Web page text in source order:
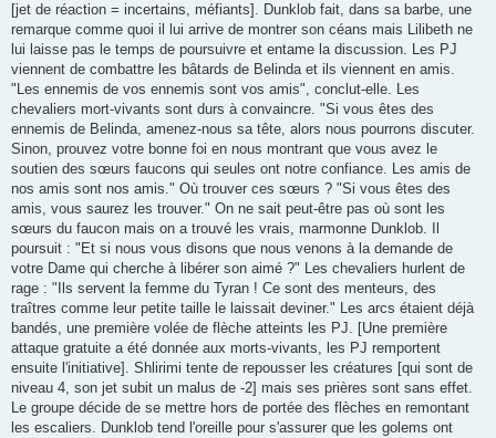
[jet de réaction = incertains, méfiants]. Dunklob fait, dans sa barbe, une
remarque comme quoi il lui arrive de montrer son céans mais Lilibeth ne
lui laisse pas le temps de poursuivre et entame la discussion. Les PJ
viennent de combattre les bâtards de Belinda et ils viennent en amis.
"Les ennemis de vos ennemis sont vos amis", conclut-elle. Les
chevaliers mort-vivants sont durs à convaincre. "Si vous êtes des
ennemis de Belinda, amenez-nous sa tête, alors nous pourrons discuter.
Sinon, prouvez votre bonne foi en nous montrant que vous avez le
soutien des sœurs faucons qui seules ont notre confiance. Les amis de
nos amis sont nos amis." Où trouver ces sœurs ? "Si vous êtes des
amis, vous saurez les trouver." On ne sait peut-être pas où sont les
sœurs du faucon mais on a trouvé les vrais, marmonne Dunklob. Il
poursuit : "Et si nous vous disons que nous venons à la demande de
votre Dame qui cherche à libérer son aimé ?" Les chevaliers hurlent de
rage : "Ils servent la femme du Tyran ! Ce sont des menteurs, des
traîtres comme leur petite taille le laissait deviner." Les arcs étaient déjà
bandés, une première volée de flèche atteints les PJ. [Une première
attaque gratuite a été donnée aux morts-vivants, les PJ remportent
ensuite l'initiative]. Shlirimi tente de repousser les créatures [qui sont de
niveau 4, son jet subit un malus de -2] mais ses prières sont sans effet.
Le groupe décide de se mettre hors de portée des flèches en remontant
les escaliers. Dunklob tend l'oreille pour s'assurer que les golems ont